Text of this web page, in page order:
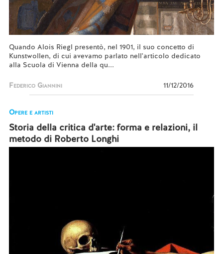
Quando Alois Riegl presentò, nel 1901, il suo concetto di
Kunstwollen, di cui avevamo parlato nell'articolo dedicato
alla Scuola di Vienna della qu...
Federico Giannini 11/12/2016
Opere e artisti
Storia della critica d'arte: forma e relazioni, il
metodo di Roberto Longhi